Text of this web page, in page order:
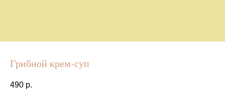
Грибной крем-суп
490 р.